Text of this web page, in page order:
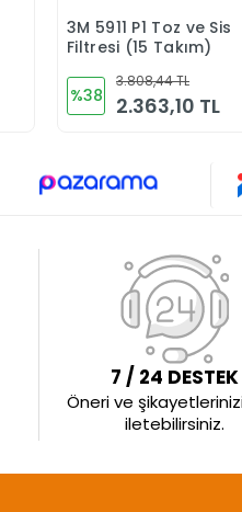
Sepete Ekle
3M 5911 P1 Toz ve Sis
Filtresi (15 Takım)
%38
3.808,44 TL
2.363,10 TL
7 / 24 DESTEK
Öneri ve
iletebilirsiniz.